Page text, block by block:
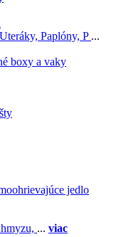
Uteráky, Paplóny, P ...
boxy a vaky
jedlo
... viac